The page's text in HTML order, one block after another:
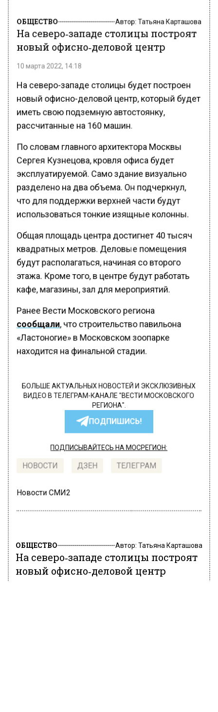
ОБЩЕСТВО Автор:Татьяна Карташова
На северо‑западе столицы построят
новый офисно‑деловой центр
10 марта 2022, 14:18
На северо-западе столицы будет построен
новый офисно-деловой центр, который будет
иметь свою подземную автостоянку,
рассчитанные на 160 машин.
По словам главного архитектора Москвы
Сергея Кузнецова, кровля офиса будет
эксплуатируемой. Само здание визуально
разделено на два объема. Он подчеркнул,
что для поддержки верхней части будут
использоваться тонкие изящные колонны.
Общая площадь центра достигнет 40 тысяч
квадратных метров. Деловые помещения
будут располагаться, начиная со второго
этажа. Кроме того, в центре будут работать
кафе, магазины, зал для мероприятий.
Ранее Вести Московского региона
сообщали, что строительство павильона
«Ластоногие» в Московском зоопарке
находится на финальной стадии.
БОЛЬШЕ АКТУАЛЬНЫХ НОВОСТЕЙ И ЭКСКЛЮЗИВНЫХ
ВИДЕО В ТЕЛЕГРАМ-КАНАЛЕ "ВЕСТИ МОСКОВСКОГО
РЕГИОНА".
ПОДПИШИСЬ!
ПОДПИСЫВАЙТЕСЬ НА МОСРЕГИОН:
НОВОСТИ ДЗЕН ТЕЛЕГРАМ
Новости СМИ2
ОБЩЕСТВО Автор: Татьяна Карташова
На северо‑западе столицы построят
новый офисно‑деловой центр